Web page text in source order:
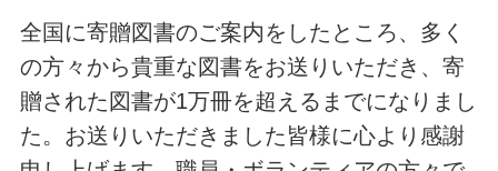
全国に寄贈図書のご案内をしたところ、多く
の方々から貴重な図書をお送りいただき、寄
贈された図書が1万冊を超えるまでになりまし
た。お送りいただきました皆様に心より感謝